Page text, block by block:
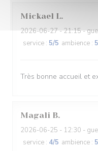
Mickael L
2026-06-27- 21:15 -
service : 5/5 ambience : 5
Très bonne accueil et
Magali B
2026-06-25 - 12:30 -
service : 4/5 ambience : 5